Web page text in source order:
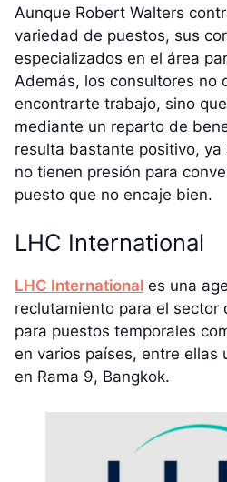
Aunque Robert Walters
variedad de puestos, sus
especializados en el área
Además, los consultores no
encontrarte trabajo, sino
mediante un reparto de
resulta bastante positivo, ya
no tienen presión para
puesto que no encaje bien.
LHC International
LHC International es una
reclutamiento para el sector
para puestos temporales
en varios países, entre ellas
en Rama 9, Bangkok.